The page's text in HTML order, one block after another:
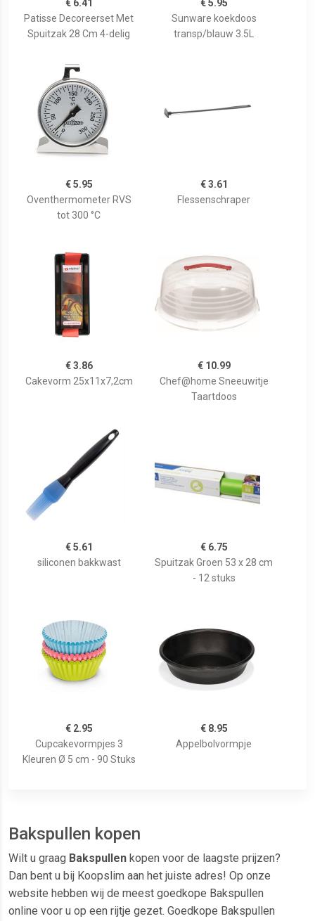
€ 6.41
Patisse Decoreerset Met
Spuitzak 28 Cm 4-delig
€ 5.95
Sunware koekdoos
transp/blauw 3.5L
€ 5.95
Oventhermometer RVS
tot 300 °C
€ 3.61
Flessenschraper
€ 3.86
Cakevorm 25x11x7,2cm
€ 10.99
Chef@home Sneeuwitje
Taartdoos
€ 5.61
siliconen bakkwast
€ 6.75
Spuitzak Groen 53 x 28 cm
- 12 stuks
€ 2.95
Cupcakevormpjes 3
Kleuren Ø 5 cm - 90 Stuks
€ 8.95
Appelbolvormpje
Bakspullen kopen
Wilt u graag Bakspullen kopen voor de laagste prijzen?
Dan bent u bij Koopslim aan het juiste adres! Op onze
website hebben wij de meest goedkope Bakspullen
online voor u op een rijtje gezet. Goedkope Bakspullen